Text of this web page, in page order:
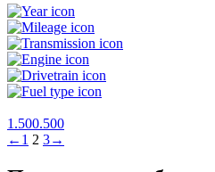
1.500.500
← 1 2 3→